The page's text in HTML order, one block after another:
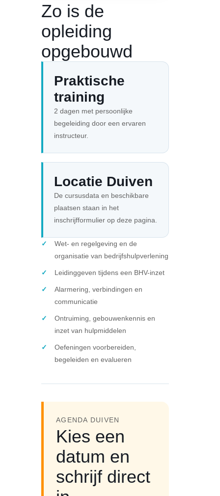
Zo is de
opleiding
opgebouwd
Praktische
training
2 dagen met persoonlijke
begeleiding door een ervaren
instructeur.
Locatie Duiven
De cursusdata en beschikbare
plaatsen staan in het
inschrijfformulier op deze pagina.
Wet- en regelgeving en de
organisatie van bedrijfshulpverlening
Leidinggeven tijdens een BHV-inzet
Alarmering, verbindingen en
communicatie
Ontruiming, gebouwenkennis en
inzet van hulpmiddelen
Oefeningen voorbereiden,
begeleiden en evalueren
AGENDA DUIVEN
Kies een
datum en
schrijf direct